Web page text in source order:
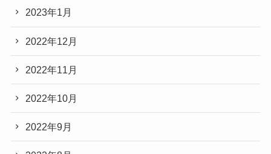
2023年1月
2022年12月
2022年11月
2022年10月
2022年9月